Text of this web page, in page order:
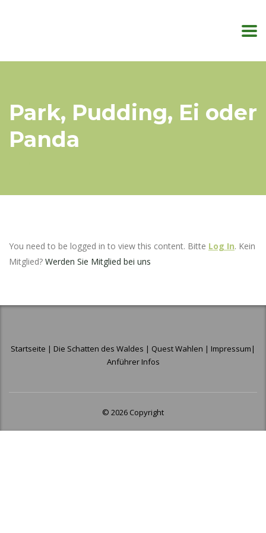
Park, Pudding, Ei oder
Panda
You need to be logged in to view this content. Bitte Log In. Kein
Mitglied? Werden Sie Mitglied bei uns
Startseite | Die Schatten des Waldes | Quest Wahlen | Impressum |
Anführer Infos
© 2026 Copyright